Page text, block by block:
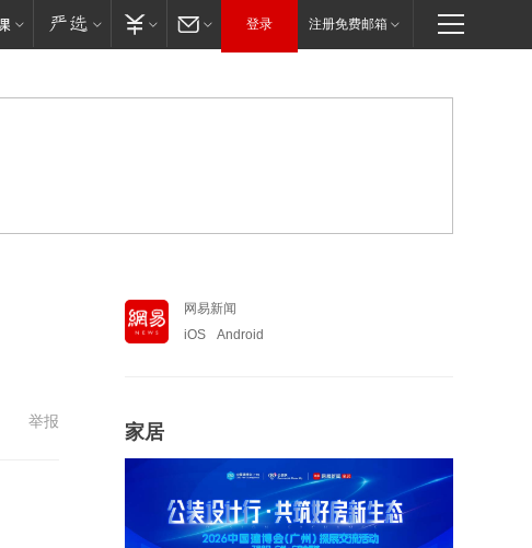
登录 注册免费邮箱
举报
网易新闻
iOS
Android
家居